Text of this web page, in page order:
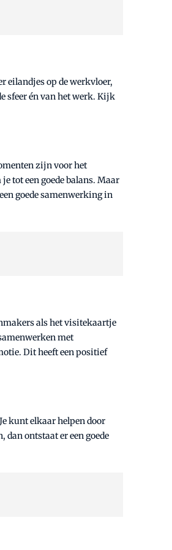
eilandjes op de werkvloer,
sfeer én van het werk. Kijk
zijn voor het
tot een goede balans. Maar
goede samenwerking in
als het visitekaartje
met
Dit heeft een positief
kunt elkaar helpen door
ontstaat er een goede